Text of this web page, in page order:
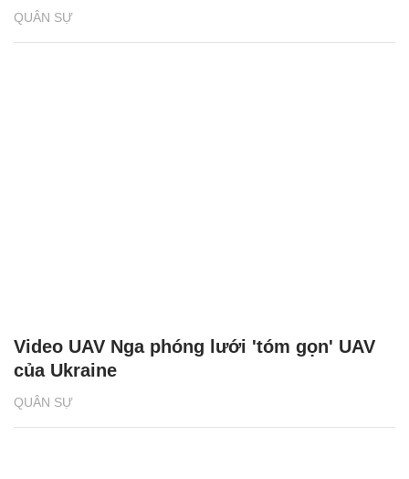
QUÂN SỰ
QUÂN SỰ
Video UAV Nga phóng lưới 'tóm gọn' UAV
của Ukraine